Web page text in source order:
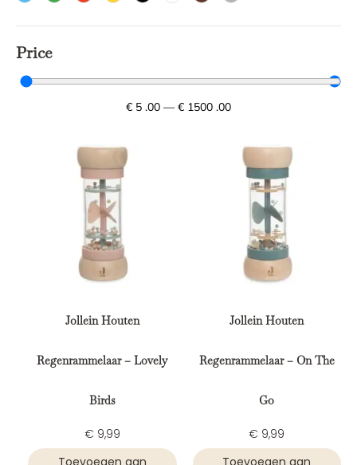
Price
€ 5 .00 — € 1500 .00
Jollein Houten
Regenrammelaar – Lovely
Birds
€ 9,99
Jollein Houten
Regenrammelaar – On The
Go
€ 9,99